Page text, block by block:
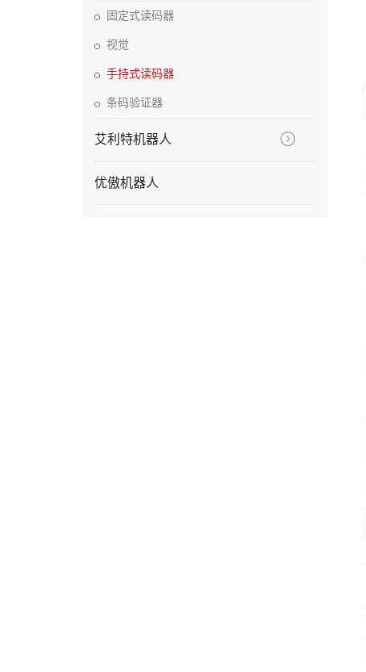
固定式读码器
视觉
手持式读码器
条码验证器
艾利特机器人
优傲机器人